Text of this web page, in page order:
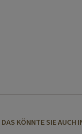
DAS KÖNNTE SIE AUCH